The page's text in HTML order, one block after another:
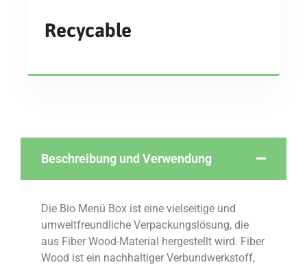
Recycable
Beschreibung und Verwendung
Die Bio Menü Box ist eine vielseitige und
umweltfreundliche Verpackungslösung, die
aus Fiber Wood-Material hergestellt wird. Fiber
Wood ist ein nachhaltiger Verbundwerkstoff,